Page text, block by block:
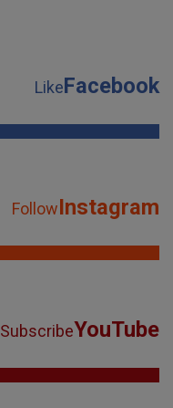
LikeFacebook
FollowInstagram
SubscribeYouTube